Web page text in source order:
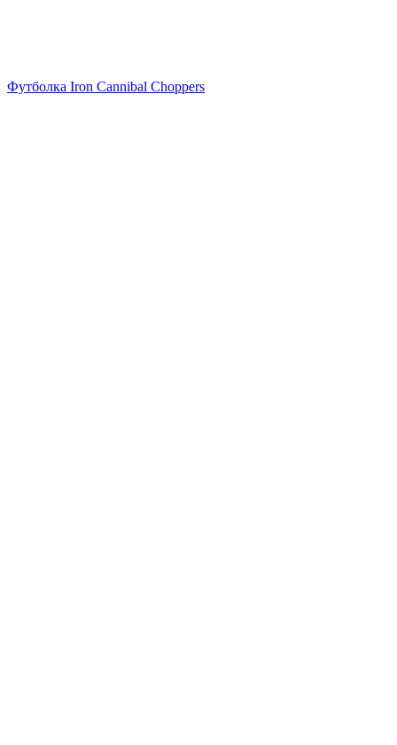
Футболка Iron Cannibal Choppers